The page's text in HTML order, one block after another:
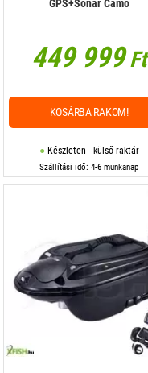
GPS+Sonar Camo
449 999Ft
Készleten - külső raktár
Szállítási idő: 4-6 munkanap
KOSÁRBA RAKOM!